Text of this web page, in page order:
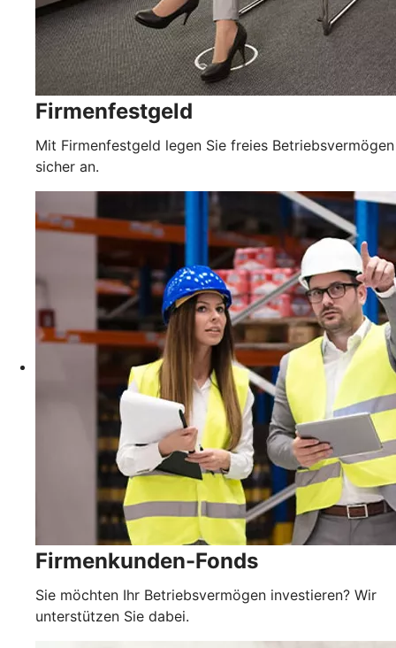
Firmenfestgeld
Mit Firmenfestgeld legen Sie freies Betriebsvermögen
sicher an.
Firmenkunden-Fonds
Sie möchten Ihr Betriebsvermögen investieren? Wir
unterstützen Sie dabei.